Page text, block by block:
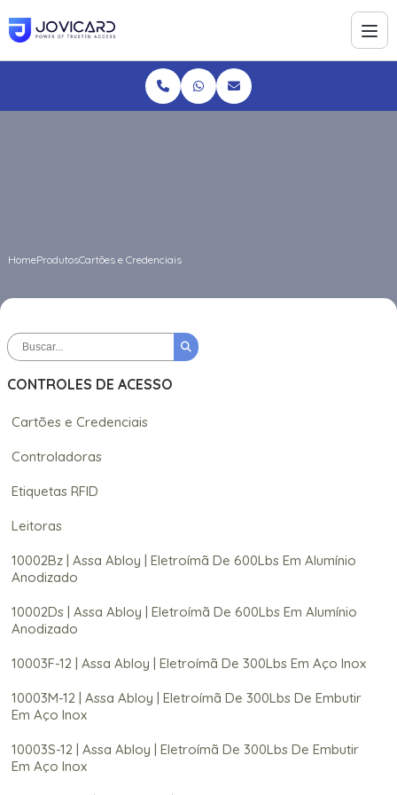
HomeProdutosCartões e Credenciais
CONTROLES DE ACESSO
Cartões e Credenciais
Controladoras
Etiquetas RFID
Leitoras
10002Bz | Assa Abloy | Eletroímã De 600Lbs Em Alumínio
Anodizado
10002Ds | Assa Abloy | Eletroímã De 600Lbs Em Alumínio
Anodizado
10003F-12 | Assa Abloy | Eletroímã De 300Lbs Em Aço Inox
10003M-12 | Assa Abloy | Eletroímã De 300Lbs De Embutir
Em Aço Inox
10003S-12 | Assa Abloy | Eletroímã De 300Lbs De Embutir
Em Aço Inox